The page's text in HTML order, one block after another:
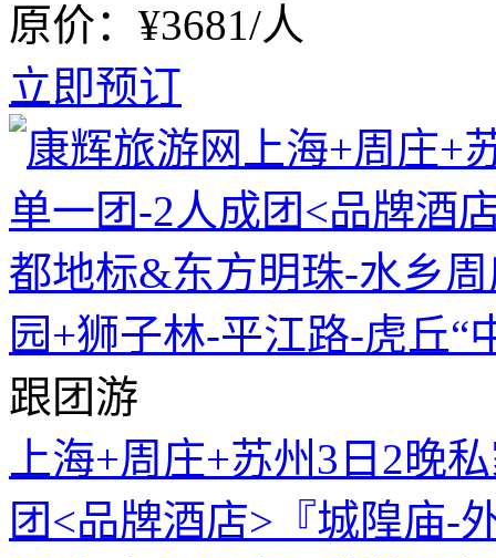
原价：¥3681/人
立即预订
跟团游
上海+周庄+苏州3日2晚
团<品牌酒店>『城隍庙-